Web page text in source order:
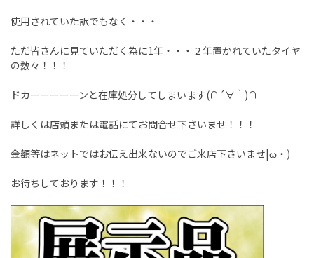
使用されていた訳でもなく・・・
ただ皆さんに見ていただく為に1年・・・２年置かれていたタイヤ
の数々！！！
ドカーーーーーンと在庫処分してしまいます(∩´∀｀)∩
詳しくは店頭または電話にてお問合せ下さいませ！！！
金額等はネットではお伝え出来ないのでご来店下さいませ|ω・)
お待ちしております！！！